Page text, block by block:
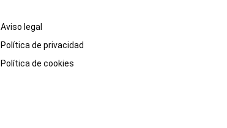
Aviso legal
Política de privacidad
Política de cookies